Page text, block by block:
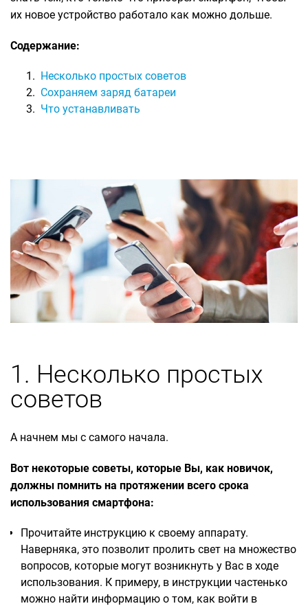
их новое устройство работало как можно дольше.
Содержание:
Несколько простых советов
Сохраняем заряд батареи
Что устанавливать
1. Несколько простых
советов
А начнем мы с самого начала.
Вот некоторые советы, которые Вы, как новичок,
должны помнить на протяжении всего срока
использования смартфона:
Прочитайте инструкцию к своему аппарату.
Наверняка, это позволит пролить свет на множество
вопросов, которые могут возникнуть у Вас в ходе
использования. К примеру, в инструкции частенько
можно найти информацию о том, как войти в